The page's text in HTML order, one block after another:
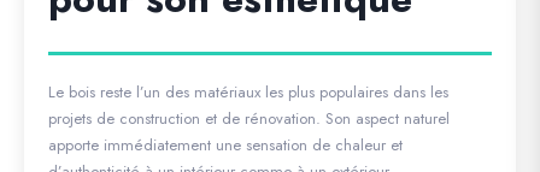
Le bois reste l’un des matériaux les plus populaires dans les
projets de construction et de rénovation. Son aspect naturel
apporte immédiatement une sensation de chaleur et